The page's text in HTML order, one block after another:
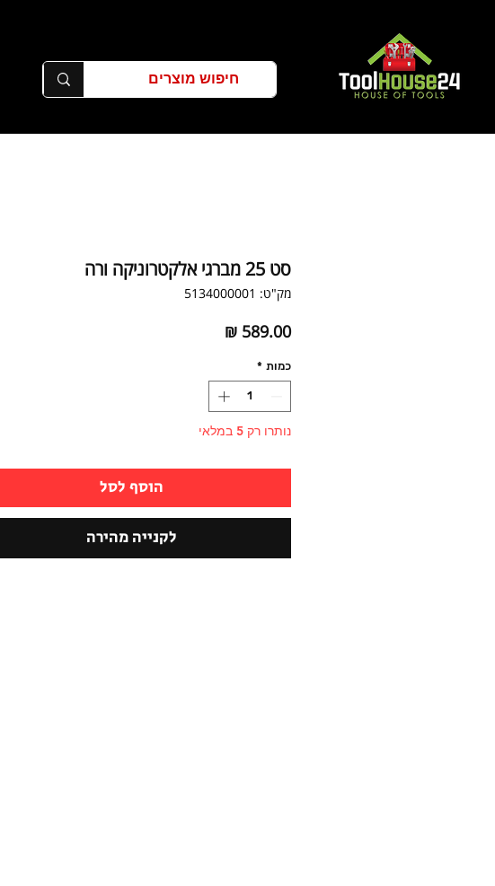
סט 25 מברגי אלקטרוניקה ורה
מק"ט: 5134000001
כמות *
נותרו רק 5 במלאי
הוסף לסל
לקנייה מהירה